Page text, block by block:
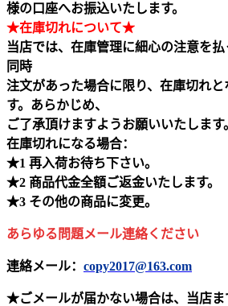
様の口座へお振込いたします。
★在庫切れについて★
当店では、在庫管理に細心の注意を
同時
注文があった場合に限り、在庫切れ
す。あらかじめ、
ご了承頂けますようお願いいたします
在庫切れになる場合：
★1 再入荷お待ち下さい。
★2 商品代金全額ご返金いたします。
★3 その他の商品に変更。
あらゆる問題メール連絡ください
連絡メール： copy2017@163.com
★ごメールが届かない場合は、当店ま